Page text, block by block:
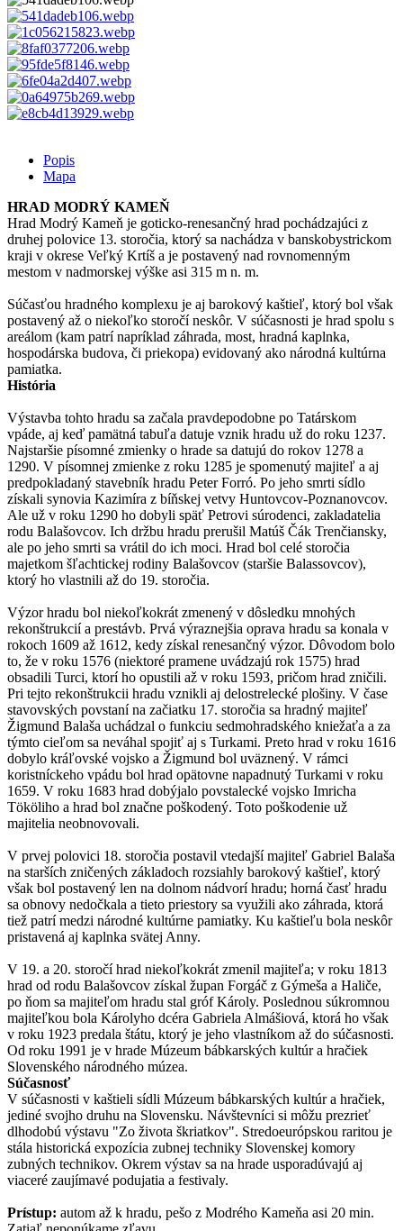
Popis
Mapa
HRAD MODRÝ KAMEŇ
Hrad Modrý Kameň je goticko-renesančný hrad pochádzajúci z
druhej polovice 13. storočia, ktorý sa nachádza v banskobystrickom
kraji v okrese Veľký Krtíš a je postavený nad rovnomenným
mestom v nadmorskej výške asi 315 m n. m.
Súčasťou hradného komplexu je aj barokový kaštieľ, ktorý bol však
postavený až o niekoľko storočí neskôr. V súčasnosti je hrad spolu s
areálom (kam patrí napríklad záhrada, most, hradná kaplnka,
hospodárska budova, či priekopa) evidovaný ako národná kultúrna
pamiatka.
História
Výstavba tohto hradu sa začala pravdepodobne po Tatárskom
vpáde, aj keď pamätná tabuľa datuje vznik hradu už do roku 1237.
Najstaršie písomné zmienky o hrade sa datujú do rokov 1278 a
1290. V písomnej zmienke z roku 1285 je spomenutý majiteľ a aj
predpokladaný stavebník hradu Peter Forró. Po jeho smrti sídlo
získali synovia Kazimíra z bíňskej vetvy Huntovcov-Poznanovcov.
Ale už v roku 1290 ho dobyli späť Petrovi súrodenci, zakladatelia
rodu Balašovcov. Ich držbu hradu prerušil Matúš Čák Trenčiansky,
ale po jeho smrti sa vrátil do ich moci. Hrad bol celé storočia
majetkom šľachtickej rodiny Balašovcov (staršie Balassovcov),
ktorý ho vlastnili až do 19. storočia.
Výzor hradu bol niekoľkokrát zmenený v dôsledku mnohých
rekonštrukcií a prestávb. Prvá výraznejšia oprava hradu sa konala v
rokoch 1609 až 1612, kedy získal renesančný výzor. Dôvodom bolo
to, že v roku 1576 (niektoré pramene uvádzajú rok 1575) hrad
obsadili Turci, ktorí ho opustili až v roku 1593, pričom hrad zničili.
Pri tejto rekonštrukcii hradu vznikli aj delostrelecké plošiny. V čase
stavovských povstaní na začiatku 17. storočia sa hradný majiteľ
Žigmund Balaša uchádzal o funkciu sedmohradského kniežaťa a za
týmto cieľom sa neváhal spojiť aj s Turkami. Preto hrad v roku 1616
dobylo kráľovské vojsko a Žigmund bol uväznený. V rámci
koristníckeho vpádu bol hrad opätovne napadnutý Turkami v roku
1659. V roku 1683 hrad dobýjalo povstalecké vojsko Imricha
Tököliho a hrad bol značne poškodený. Toto poškodenie už
majitelia neobnovovali.
V prvej polovici 18. storočia postavil vtedajší majiteľ Gabriel Balaša
na starších zničených základoch rozsiahly barokový kaštieľ, ktorý
však bol postavený len na dolnom nádvorí hradu; horná časť hradu
sa obnovy nedočkala a tieto priestory sa využili ako záhrada, ktorá
tiež patrí medzi národné kultúrne pamiatky. Ku kaštieľu bola neskôr
pristavená aj kaplnka svätej Anny.
V 19. a 20. storočí hrad niekoľkokrát zmenil majiteľa; v roku 1813
hrad od rodu Balašovcov získal župan Forgáč z Gýmeša a Haliče,
po ňom sa majiteľom hradu stal gróf Károly. Poslednou súkromnou
majiteľkou bola Károlyho dcéra Gabriela Almášiová, ktorá ho však
v roku 1923 predala štátu, ktorý je jeho vlastníkom až do súčasnosti.
Od roku 1991 je v hrade Múzeum bábkarských kultúr a hračiek
Slovenského národného múzea.
Súčasnosť
V súčasnosti v kaštieli sídli Múzeum bábkarských kultúr a hračiek,
jediné svojho druhu na Slovensku. Návštevníci si môžu prezrieť
dlhodobú výstavu "Zo života škriatkov". Stredoeurópskou raritou je
stála historická expozícia zubnej techniky Slovenskej komory
zubných technikov. Okrem výstav sa na hrade usporadúvajú aj
viaceré zaujímavé podujatia a festivaly.
Prístup: autom až k hradu, pešo z Modrého Kameňa asi 20 min.